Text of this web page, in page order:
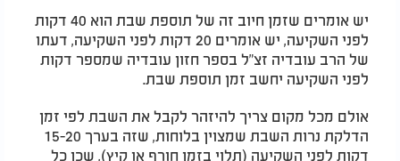
יש אומרים שזמן חיוב זה של תוספת שבת הוא 40 דקות
לפני השקיעה, יש אומרים 20 דקות לפני השקיעה, דעתו
של הרב עובדיה זצ"ל בספר חזון עובדיה שמספר דקות
לפני השקיעה יחשב זמן תוספת שבת.
אולם מכל מקום צריך להיזהר לקבל את השבת לפי זמן
הדלקת נרות השבת שמצוין בלוחות, שזה בערך 15-20
דקות לפני השקיעה (תלוי בזמן חורף או קיץ), שכן כל